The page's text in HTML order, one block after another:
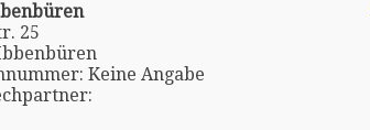
25
Keine Angabe